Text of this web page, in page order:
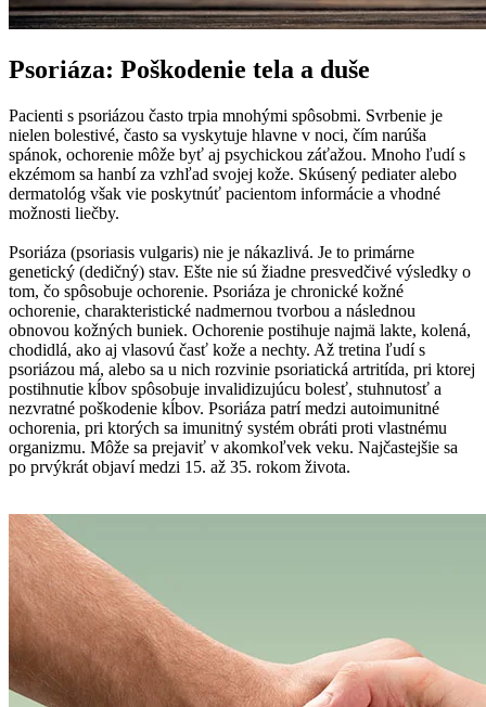
Psoriáza: Poškodenie tela a duše
Pacienti s psoriázou často trpia mnohými spôsobmi. Svrbenie je
nielen bolestivé, často sa vyskytuje hlavne v noci, čím narúša
spánok, ochorenie môže byť aj psychickou záťažou. Mnoho ľudí s
ekzémom sa hanbí za vzhľad svojej kože. Skúsený pediater alebo
dermatológ však vie poskytnúť pacientom informácie a vhodné
možnosti liečby.
Psoriáza (psoriasis vulgaris) nie je nákazlivá. Je to primárne
genetický (dedičný) stav. Ešte nie sú žiadne presvedčivé výsledky o
tom, čo spôsobuje ochorenie. Psoriáza je chronické kožné
ochorenie, charakteristické nadmernou tvorbou a následnou
obnovou kožných buniek. Ochorenie postihuje najmä lakte, kolená,
chodidlá, ako aj vlasovú časť kože a nechty. Až tretina ľudí s
psoriázou má, alebo sa u nich rozvinie psoriatická artritída, pri ktorej
postihnutie kĺbov spôsobuje invalidizujúcu bolesť, stuhnutosť a
nezvratné poškodenie kĺbov. Psoriáza patrí medzi autoimunitné
ochorenia, pri ktorých sa imunitný systém obráti proti vlastnému
organizmu. Môže sa prejaviť v akomkoľvek veku. Najčastejšie sa
po prvýkrát objaví medzi 15. až 35. rokom života.